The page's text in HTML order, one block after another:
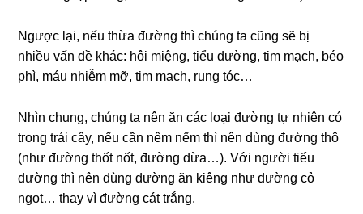
Ngược lại, nếu thừa đường thì chúng ta cũng sẽ bị
nhiều vấn đề khác: hôi miệng, tiểu đường, tim mạch, béo
phì, máu nhiễm mỡ, tim mạch, rụng tóc…
Nhìn chung, chúng ta nên ăn các loại đường tự nhiên có
trong trái cây, nếu cần nêm nếm thì nên dùng đường thô
(như đường thốt nốt, đường dừa…). Với người tiểu
đường thì nên dùng đường ăn kiêng như đường cỏ
ngọt… thay vì đường cát trắng.